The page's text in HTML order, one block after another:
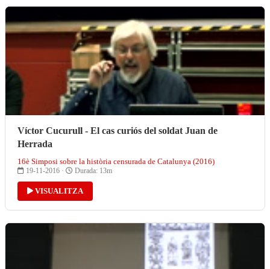
Víctor Cucurull - El cas curiós del soldat Juan de
Herrada
16è Simposi sobre la història censurada de Catalunya (2016)
19-11-2016 · Durada: 13m
VISUALITZA